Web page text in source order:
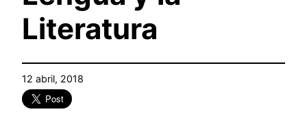
Literatura
12 abril, 2018